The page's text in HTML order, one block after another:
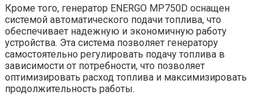
Кроме того, генератор ENERGO MP750D оснащен
системой автоматического подачи топлива, что
обеспечивает надежную и экономичную работу
устройства. Эта система позволяет генератору
самостоятельно регулировать подачу топлива в
зависимости от потребности, что позволяет
оптимизировать расход топлива и максимизировать
продолжительность работы.